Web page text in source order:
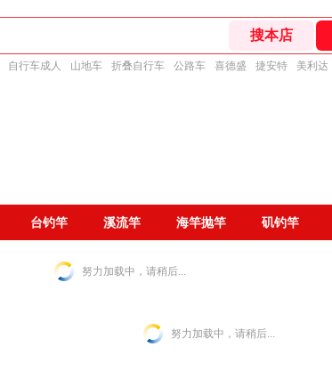
自行车成人 山地车 折叠自行车 公路车 喜德盛 捷安特 美利达
台钓竿 溪流竿 海竿抛竿 矶钓竿
努力加载中，请稍后...
努力加载中，请稍后...